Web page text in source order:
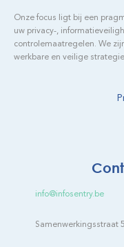
Onze focus ligt bij een
uw privacy-,
controlemaatregelen. We
werkbare en veilige
info@infosentry.be
Samenwerkingsstraat